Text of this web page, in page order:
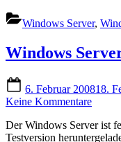
Windows Server,
Windows
on
6. Februar 200818.
Keine Kommentarezu
Server
2008
Der Windows Server ist
Testversion